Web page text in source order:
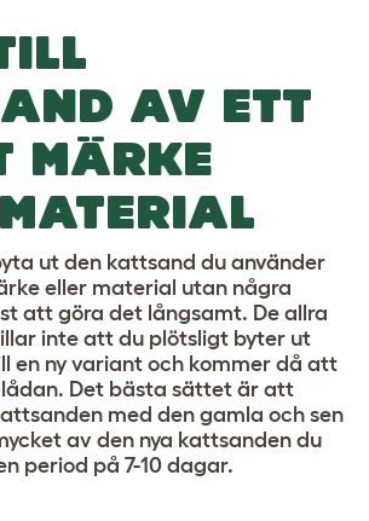
AV ETT
MÄRKE
ut den kattsand du använder
eller material utan några
att göra det långsamt. De allra
inte att du plötsligt byter ut
en ny variant och kommer då att
Det bästa sättet är att
med den gamla och sen
av den nya kattsanden du
period på 7-10 dagar.